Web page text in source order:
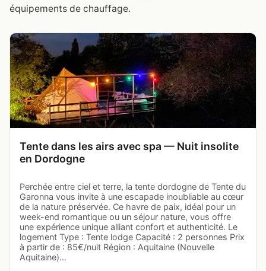
équipements de chauffage.
Tente dans les airs avec spa — Nuit insolite
en Dordogne
Perchée entre ciel et terre, la tente dordogne de Tente du
Garonna vous invite à une escapade inoubliable au cœur
de la nature préservée. Ce havre de paix, idéal pour un
week-end romantique ou un séjour nature, vous offre
une expérience unique alliant confort et authenticité. Le
logement Type : Tente lodge Capacité : 2 personnes Prix
à partir de : 85€/nuit Région : Aquitaine (Nouvelle
Aquitaine)…